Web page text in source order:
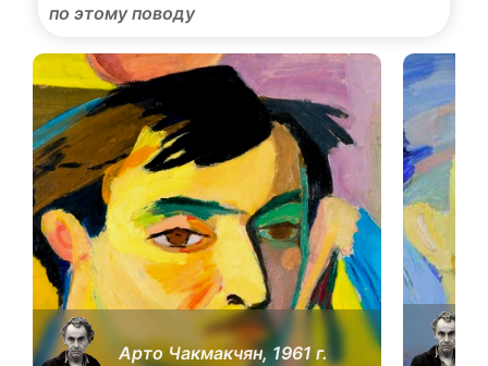
по этому поводу
Арто Чакмакчян, 1961 г.